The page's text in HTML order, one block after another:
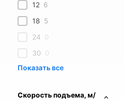
12 6
18 5
24 0
30 0
Скорость подъема, м/